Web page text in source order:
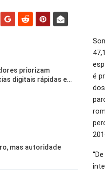
priorizam
digitais rápidas e…
mas autoridade
é